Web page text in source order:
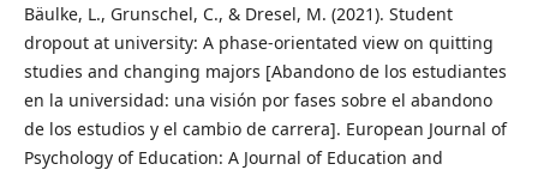
Bäulke, L., Grunschel, C., & Dresel, M. (2021). Student
dropout at university: A phase-orientated view on quitting
studies and changing majors [Abandono de los estudiantes
en la universidad: una visión por fases sobre el abandono
de los estudios y el cambio de carrera]. European Journal of
Psychology of Education: A Journal of Education and